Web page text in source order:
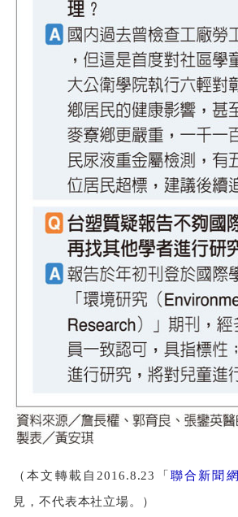
（本文轉載自2016.8.23「 聯合新聞網
見，不代表本社立場。）